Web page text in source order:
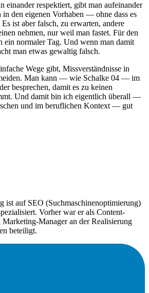
einander respektiert, gibt man aufeinander
in den eigenen Vorhaben — ohne dass es
ist aber falsch, zu erwarten, andere
nehmen, nur weil man fastet. Für den
ein normaler Tag. Und wenn man damit
man etwas gewaltig falsch.
Wege gibt, Missverständnisse in
Man kann — wie Schalke 04 — im
besprechen, damit es zu keinen
Und damit bin ich eigentlich überall —
und im beruflichen Kontext — gut
ist auf SEO (Suchmaschinenoptimierung)
Vorher war er als Content-
Marketing-Manager an der Realisierung
beteiligt.